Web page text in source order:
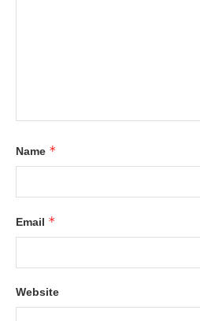
Name *
Email *
Website